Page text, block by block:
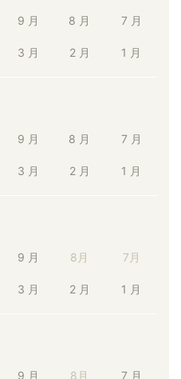
9 月 8 月 7 月
3 月 2 月 1 月
9 月 8 月 7 月
3 月 2 月 1 月
9 月 8月 7月
3 月 2 月 1 月
9 月 8月 7 月